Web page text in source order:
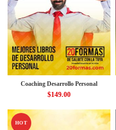
Coaching Desarrollo Personal
$149.00
HOT